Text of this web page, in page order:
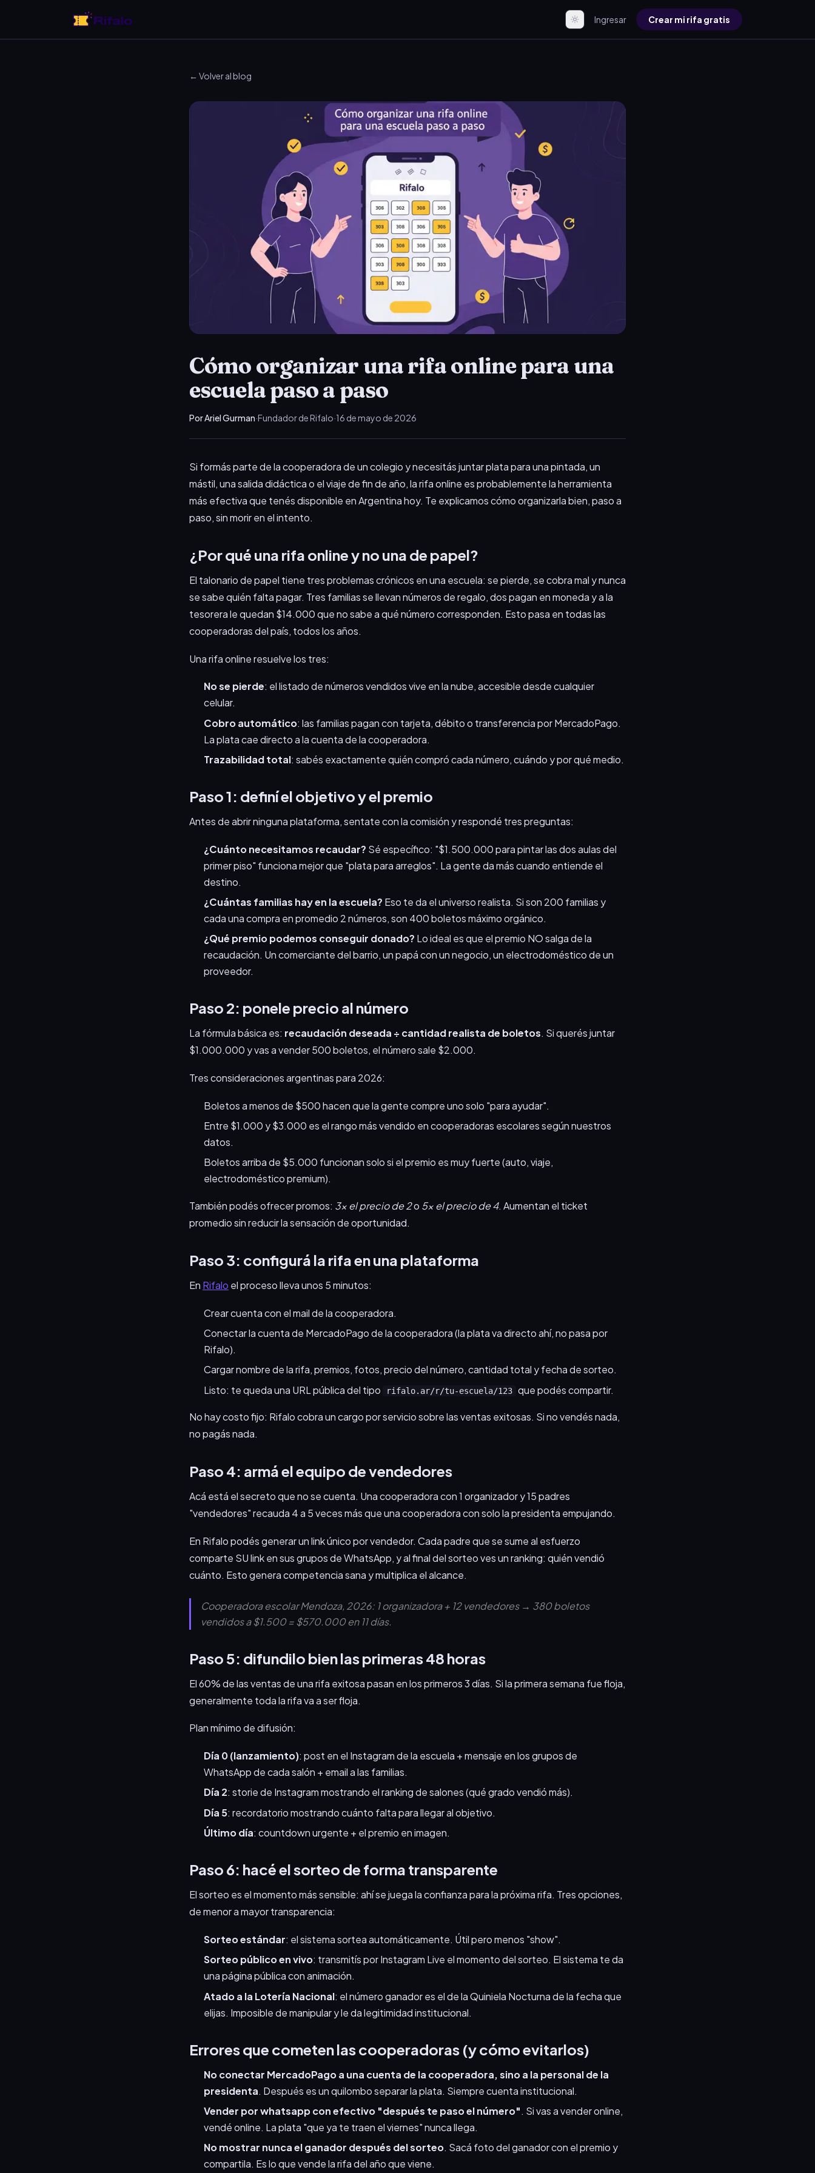
Ingresar Crear mi rifa gratis
← Volver al blog
Cómo organizar una rifa online para una
escuela paso a paso
Por Ariel Gurman·Fundador de Rifalo·16 de mayo de 2026
Si formás parte de la cooperadora de un colegio y necesitás juntar plata para una pintada, un
mástil, una salida didáctica o el viaje de fin de año, la rifa online es probablemente la herramienta
más efectiva que tenés disponible en Argentina hoy. Te explicamos cómo organizarla bien, paso a
paso, sin morir en el intento.
¿Por qué una rifa online y no una de papel?
El talonario de papel tiene tres problemas crónicos en una escuela: se pierde, se cobra mal y nunca
se sabe quién falta pagar. Tres familias se llevan números de regalo, dos pagan en moneda y a la
tesorera le quedan $14.000 que no sabe a qué número corresponden. Esto pasa en todas las
cooperadoras del país, todos los años.
Una rifa online resuelve los tres:
No se pierde: el listado de números vendidos vive en la nube, accesible desde cualquier
celular.
Cobro automático: las familias pagan con tarjeta, débito o transferencia por MercadoPago.
La plata cae directo a la cuenta de la cooperadora.
Trazabilidad total: sabés exactamente quién compró cada número, cuándo y por qué medio.
Paso 1: definí el objetivo y el premio
Antes de abrir ninguna plataforma, sentate con la comisión y respondé tres preguntas:
¿Cuánto necesitamos recaudar? Sé específico: "$1.500.000 para pintar las dos aulas del
primer piso" funciona mejor que "plata para arreglos". La gente da más cuando entiende el
destino.
¿Cuántas familias hay en la escuela? Eso te da el universo realista. Si son 200 familias y
cada una compra en promedio 2 números, son 400 boletos máximo orgánico.
¿Qué premio podemos conseguir donado? Lo ideal es que el premio NO salga de la
recaudación. Un comerciante del barrio, un papá con un negocio, un electrodoméstico de un
proveedor.
Paso 2: ponele precio al número
La fórmula básica es: recaudación deseada ÷ cantidad realista de boletos. Si querés juntar
$1.000.000 y vas a vender 500 boletos, el número sale $2.000.
Tres consideraciones argentinas para 2026:
Boletos a menos de $500 hacen que la gente compre uno solo "para ayudar".
Entre $1.000 y $3.000 es el rango más vendido en cooperadoras escolares según nuestros
datos.
Boletos arriba de $5.000 funcionan solo si el premio es muy fuerte (auto, viaje,
electrodoméstico premium).
También podés ofrecer promos: 3x el precio de 2o 5x el precio de 4. Aumentan el ticket
promedio sin reducir la sensación de oportunidad.
Paso 3: configurá la rifa en una plataforma
En Rifalo el proceso lleva unos 5 minutos:
Crear cuenta con el mail de la cooperadora.
Conectar la cuenta de MercadoPago de la cooperadora (la plata va directo ahí, no pasa por
Rifalo).
Cargar nombre de la rifa, premios, fotos, precio del número, cantidad total y fecha de sorteo.
Listo: te queda una URL pública del tipo
rifalo.ar/r/tu-escuela/123 que podés compartir.
No hay costo fijo: Rifalo cobra un cargo por servicio sobre las ventas exitosas. Si no vendés nada,
no pagás nada.
Paso 4: armá el equipo de vendedores
Acá está el secreto que no se cuenta. Una cooperadora con 1 organizador y 15 padres
"vendedores" recauda 4 a 5 veces más que una cooperadora con solo la presidenta empujando.
En Rifalo podés generar un link único por vendedor. Cada padre que se sume al esfuerzo
comparte SU link en sus grupos de WhatsApp, y al final del sorteo ves un ranking: quién vendió
cuánto. Esto genera competencia sana y multiplica el alcance.
Cooperadora escolar Mendoza, 2026: 1 organizadora + 12 vendedores → 380 boletos
vendidos a $1.500 = $570.000 en 11 días.
Paso 5: difundilo bien las primeras 48 horas
El 60% de las ventas de una rifa exitosa pasan en los primeros 3 días. Si la primera semana fue floja,
generalmente toda la rifa va a ser floja.
Plan mínimo de difusión:
Día 0 (lanzamiento): post en el Instagram de la escuela + mensaje en los grupos de
WhatsApp de cada salón + email a las familias.
Día 2: storie de Instagram mostrando el ranking de salones (qué grado vendió más).
Día 5: recordatorio mostrando cuánto falta para llegar al objetivo.
Último día: countdown urgente + el premio en imagen.
Paso 6: hacé el sorteo de forma transparente
El sorteo es el momento más sensible: ahí se juega la confianza para la próxima rifa. Tres opciones,
de menor a mayor transparencia:
Sorteo estándar: el sistema sortea automáticamente. Útil pero menos "show".
Sorteo público en vivo: transmitís por Instagram Live el momento del sorteo. El sistema te da
una página pública con animación.
Atado a la Lotería Nacional: el número ganador es el de la Quiniela Nocturna de la fecha que
elijas. Imposible de manipular y le da legitimidad institucional.
Errores que cometen las cooperadoras (y cómo evitarlos)
No conectar MercadoPago a una cuenta de la cooperadora, sino a la personal de la
presidenta. Después es un quilombo separar la plata. Siempre cuenta institucional.
Vender por whatsapp con efectivo "después te paso el número". Si vas a vender online,
vendé online. La plata "que ya te traen el viernes" nunca llega.
No mostrar nunca el ganador después del sorteo. Sacá foto del ganador con el premio y
compartila. Es lo que vende la rifa del año que viene.